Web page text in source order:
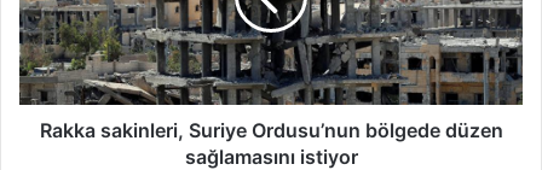
Rakka sakinleri, Suriye Ordusu’nun bölgede düzen
sağlamasını istiyor